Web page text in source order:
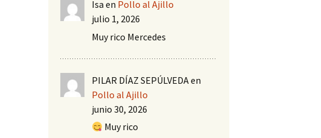
Isa en Pollo al Ajillo
julio 1, 2026
Muy rico Mercedes
PILAR DÍAZ SEPÚLVEDAen
Pollo al Ajillo
junio 30, 2026
Muy rico